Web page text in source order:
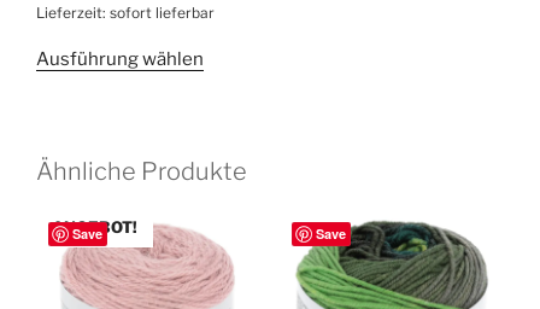
Lieferzeit: sofort lieferbar
Ausführung wählen
Varianten
Die
Optionen
können
Ähnliche Produkte
Save
ANGEBOT! Save